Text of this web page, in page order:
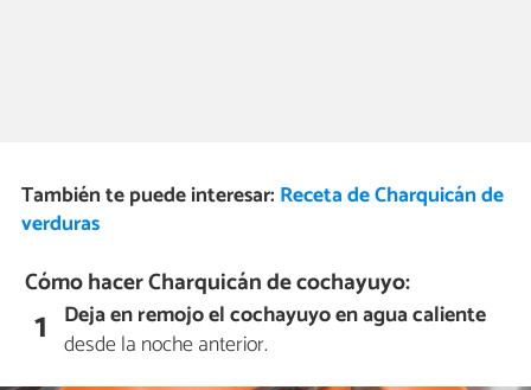
También te puede interesar: Receta de Charquicán de
verduras
Cómo hacer Charquicán de cochayuyo:
1 Deja en remojo el cochayuyo en agua caliente
desde la noche anterior.